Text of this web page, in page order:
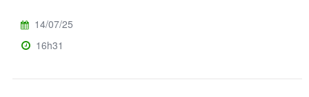
14/07/25
16h31